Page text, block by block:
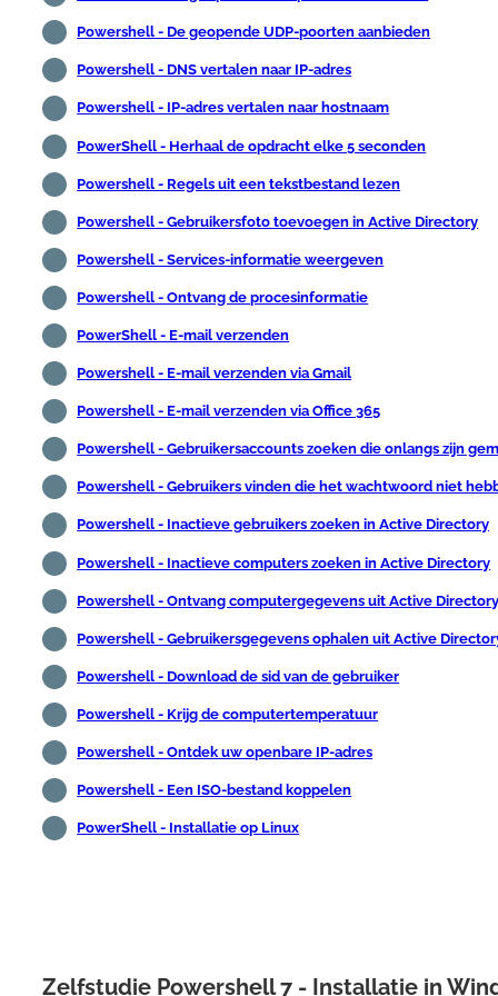
Powershell - De geopende UDP-poorten aanbieden
Powershell - DNS vertalen naar IP-adres
Powershell - IP-adres vertalen naar hostnaam
PowerShell - Herhaal de opdracht elke 5 seconden
Powershell - Regels uit een tekstbestand lezen
Powershell - Gebruikersfoto toevoegen in Active Directory
Powershell - Services-informatie weergeven
Powershell - Ontvang de procesinformatie
PowerShell - E-mail verzenden
Powershell - E-mail verzenden via Gmail
Powershell - E-mail verzenden via Office 365
Powershell - Gebruikersaccounts zoeken die onlangs zijn
Powershell - Gebruikers vinden die het wachtwoord niet
Powershell - Inactieve gebruikers zoeken in Active Directory
Powershell - Inactieve computers zoeken in Active Directory
Powershell - Ontvang computergegevens uit Active Directory
Powershell - Gebruikersgegevens ophalen uit Active
Powershell - Download de sid van de gebruiker
Powershell - Krijg de computertemperatuur
Powershell - Ontdek uw openbare IP-adres
Powershell - Een ISO-bestand koppelen
PowerShell - Installatie op Linux
Zelfstudie Powershell 7 - Installatie in